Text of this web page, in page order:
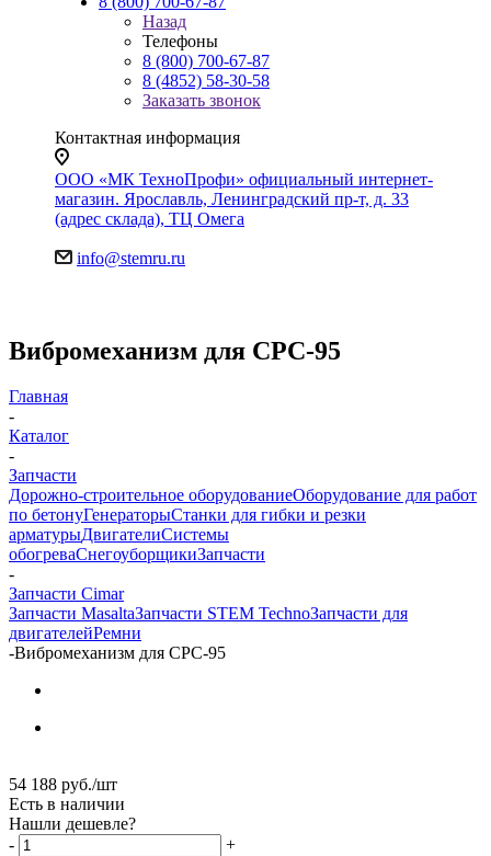
Назад
Телефоны
8 (800) 700-67-87
8 (4852) 58-30-58
Заказать звонок
Контактная информация
ООО «МК ТехноПрофи» официальный интернет-
магазин. Ярославль, Ленинградский пр-т, д. 33
(адрес склада), ТЦ Омега
info@stemru.ru
Вибромеханизм для CPC-95
Главная
-
Каталог
-
Запчасти
Дорожно-строительное оборудованиеОборудование для работ
по бетонуГенераторыСтанки для гибки и резки
арматурыДвигателиСистемы
обогреваСнегоуборщикиЗапчасти
-
Запчасти Cimar
Запчасти MasaltaЗапчасти STEM TechnoЗапчасти для
двигателейРемни
-Вибромеханизм для CPC-95
54 188 руб./шт
Есть в наличии
Нашли дешевле?
-
+